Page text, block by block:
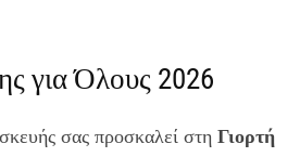
για Όλους 2026
σας προσκαλεί στη Γιορτή